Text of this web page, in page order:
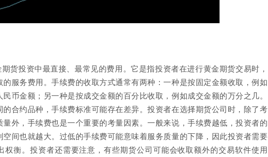
货投资中最直接、最常见的费用。它是指投资者在进行黄金期货交易时，
服务费用。手续费的收取方式通常有两种：一种是按固定金额收取，例如
币金额；另一种是按成交金额的百分比收取，例如成交金额的万分之几。
合约品种，手续费标准可能存在差异。投资者在选择期货公司时，除了考
外，手续费也是一个重要的考量因素。一般来说，手续费越低，投资者的
间也就越大。过低的手续费可能意味着服务质量的下降，因此投资者需要
权衡。投资者还需要注意，有些期货公司可能会收取额外的交易软件使用